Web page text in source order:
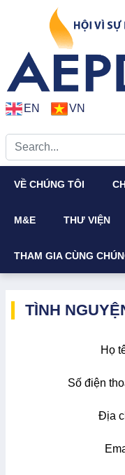
EN VN
VỀ CHÚNG TÔI
M&E THƯ VIỆN
THAM GIA CÙNG
TÌNH
Họ
Số điện
Địa